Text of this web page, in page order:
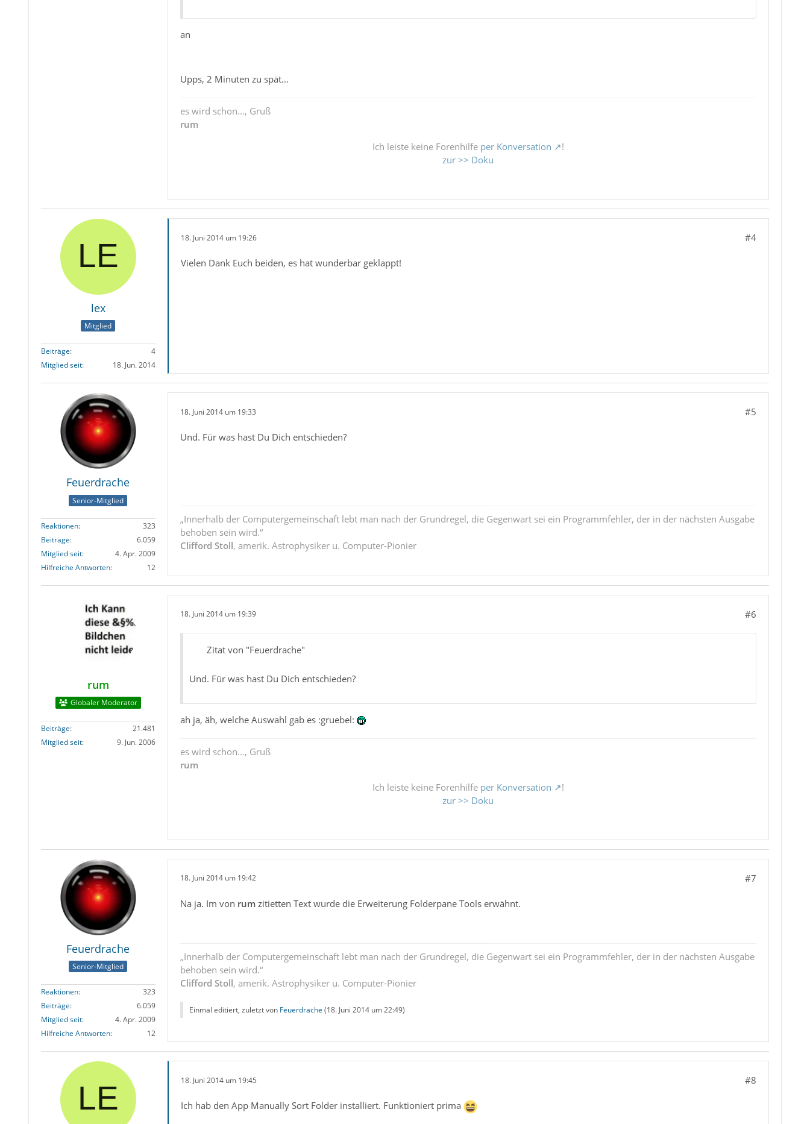
an
Upps, 2 Minuten zu spät...
es wird schon..., Gruß
rum
Ich leiste keine Forenhilfe per Konversation
!
zur >> Doku
lex
Mitglied
Beiträge
4
Mitglied seit
18. Jun. 2014
18. Juni 2014 um 19:26 #4
Vielen Dank Euch beiden, es hat wunderbar geklappt!
Feuerdrache
Senior-Mitglied
Reaktionen
323
Beiträge
6.059
Mitglied seit
4. Apr. 2009
Hilfreiche Antworten
12
18. Juni 2014 um 19:33 #5
Und. Für was hast Du Dich entschieden?
„Innerhalb der Computergemeinschaft lebt man nach der Grundregel, die Gegenwart sei ein Programmfehler, der in der nächsten Ausgabe
behoben sein wird.“
Clifford Stoll, amerik. Astrophysiker u. Computer-Pionier
rum
Globaler Moderator
Beiträge
21.481
Mitglied seit
9. Jun. 2006
18. Juni 2014 um 19:39 #6
Zitat von "Feuerdrache"
Und. Für was hast Du Dich entschieden?
ah ja, äh, welche Auswahl gab es :gruebel:
es wird schon..., Gruß
rum
Ich leiste keine Forenhilfe per Konversation
!
zur >> Doku
Feuerdrache
Senior-Mitglied
Reaktionen
323
Beiträge
6.059
Mitglied seit
4. Apr. 2009
Hilfreiche Antworten
12
18. Juni 2014 um 19:42 #7
Na ja. Im von rumzitietten Text wurde die Erweiterung Folderpane Tools erwähnt.
„Innerhalb der Computergemeinschaft lebt man nach der Grundregel, die Gegenwart sei ein Programmfehler, der in der nächsten Ausgabe
behoben sein wird.“
Clifford Stoll, amerik. Astrophysiker u. Computer-Pionier
Einmal editiert, zuletzt von Feuerdrache (18. Juni 2014 um 22:49)
18. Juni 2014 um 19:45 #8
Ich hab den App Manually Sort Folder installiert. Funktioniert prima